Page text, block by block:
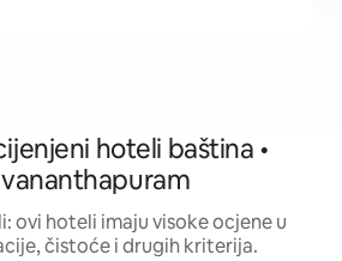
hoteli baština •
ovi hoteli imaju visoke ocjene u
čistoće i drugih kriterija.